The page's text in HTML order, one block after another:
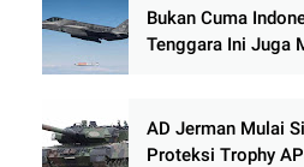
Bukan Cuma
Tenggara Ini Juga
AD Jerman Mulai
Proteksi Trophy